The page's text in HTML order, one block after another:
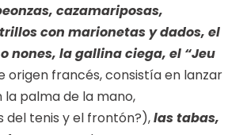
cazamariposas,
con marionetas y dados, el
nones, la gallina ciega, el “Jeu
origen francés, consistía en lanzar
palma de la mano,
del tenis y el frontón?),las tabas,